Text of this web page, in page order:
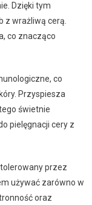
Dzięki tym
z wrażliwą cerą.
co znacząco
co
Przyspiesza
świetnie
pielęgnacji cery z
przez
używać zarówno w
oraz